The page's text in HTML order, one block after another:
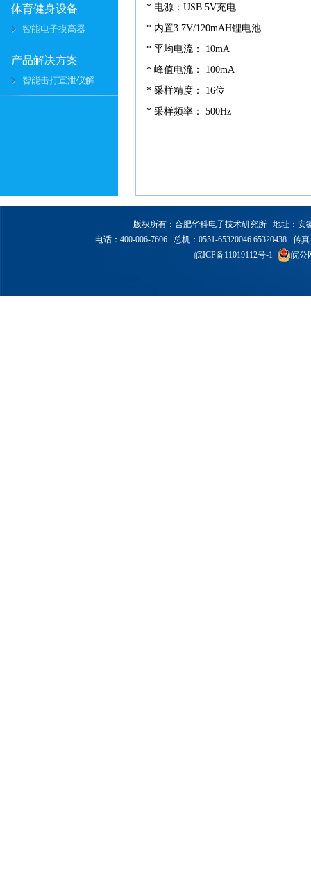
体育健身设备
智能电子摸高器
产品解决方案
智能击打宣泄仪解
* 电源：USB 5V充电
* 内置3.7V/120mAH锂电池
* 平均电流： 10mA
* 峰值电流： 100mA
* 采样精度： 16位
* 采样频率： 500Hz
版权所有：合肥华科电子技术研究所 地址：安
电话：400-006-7606 总机：0551-65320046 65320438 传
皖ICP备11019112号-1
皖公